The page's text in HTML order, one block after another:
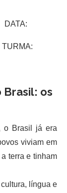
Brasil: os
o Brasil já era
viviam em
terra e tinham
língua e